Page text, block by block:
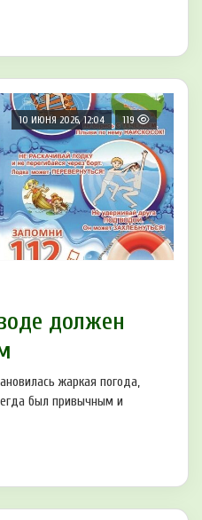
10 ИЮНЯ 2026, 12:04 119
должен
жаркая погода,
был привычным и